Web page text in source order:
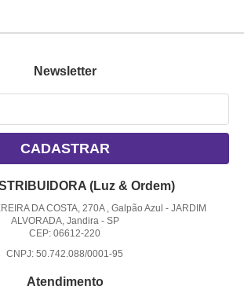
Newsletter
CADASTRAR
(Luz & Ordem)
DA COSTA, 270A , Galpão Azul - JARDIM
ALVORADA, Jandira- SP
CEP: 06612-220
CNPJ: 50.742.088/0001-95
Atendimento